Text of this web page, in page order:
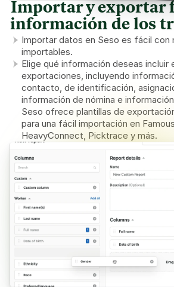
Importar y exportar
información de los
Importar datos en Seso es fácil con
importables.
Elige qué información deseas incluir
exportaciones, incluyendo
contacto, de identificación,
información de nómina e
Seso ofrece plantillas de
para una fácil importación en
HeavyConnect, Picktrace y más.